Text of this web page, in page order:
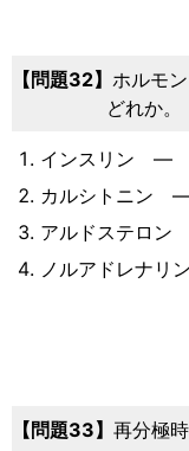
32
ホルモ
どれか。
インスリン ―
カルシトニン
アルドステロ
ノルアドレナ
33
再分極